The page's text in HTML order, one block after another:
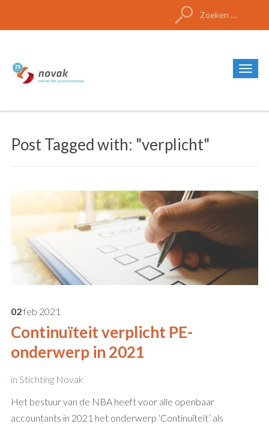
Zoeken
naar:
Post Tagged with: "verplicht"
02feb 2021
Continuïteit verplicht PE-
onderwerp in 2021
in Stichting Novak
Het bestuur van de NBA heeft voor alle openbaar
accountants in 2021 het onderwerp ‘Continuïteit’ als